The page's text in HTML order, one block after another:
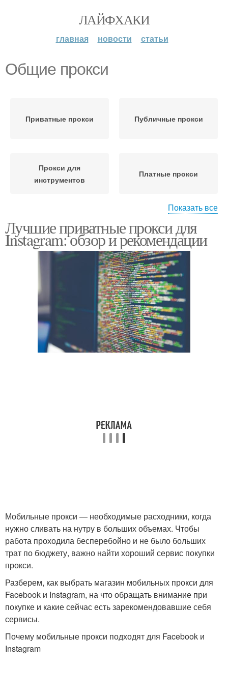
ЛАЙФХАКИ
главная новости статьи
Общие прокси
Приватные прокси Публичные прокси
Прокси для
инструментов
Платные прокси
Мобильные прокси
Показать все
Лучшие приватные прокси для
Instagram: обзор и рекомендации
Мобильные прокси — необходимые расходники, когда
нужно сливать на нутру в больших объемах. Чтобы
работа проходила бесперебойно и не было больших
трат по бюджету, важно найти хороший сервис покупки
прокси.
Разберем, как выбрать магазин мобильных прокси для
Facebook и Instagram, на что обращать внимание при
покупке и какие сейчас есть зарекомендовавшие себя
сервисы.
Почему мобильные прокси подходят для Facebook и
Instagram